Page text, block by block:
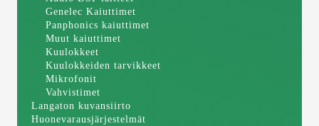
Genelec Kaiuttimet
Panphonics kaiuttimet
Muut kaiuttimet
Kuulokkeet
Kuulokkeiden tarvikkeet
Mikrofonit
Vahvistimet
Langaton kuvansiirto
Huonevarausjärjestelmät